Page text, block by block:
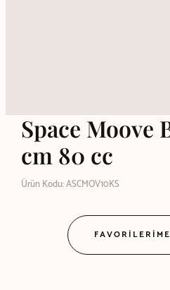
Space Moove
cm 80 cc
Ürün Kodu: ASCMOV10KS